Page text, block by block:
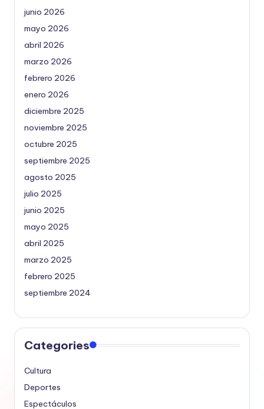
junio 2026
mayo 2026
abril 2026
marzo 2026
febrero 2026
enero 2026
diciembre 2025
noviembre 2025
octubre 2025
septiembre 2025
agosto 2025
julio 2025
junio 2025
mayo 2025
abril 2025
marzo 2025
febrero 2025
septiembre 2024
Categories
Cultura
Deportes
Espectáculos